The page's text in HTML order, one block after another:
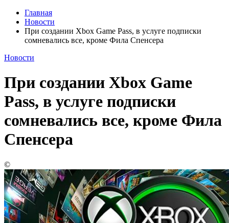
Главная
Новости
При создании Xbox Game Pass, в услуге подписки
сомневались все, кроме Фила Спенсера
Новости
При создании Xbox Game
Pass, в услуге подписки
сомневались все, кроме Фила
Спенсера
©